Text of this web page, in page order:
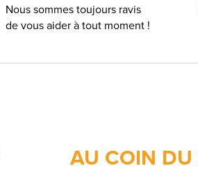
Nous sommes toujours ravis
de vous aider à tout moment !
AU COIN DU